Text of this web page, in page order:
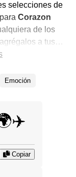
selecciones de
Corazon
de los
a tus
Hemos
¿Buscas más?
Emoción
Copiar